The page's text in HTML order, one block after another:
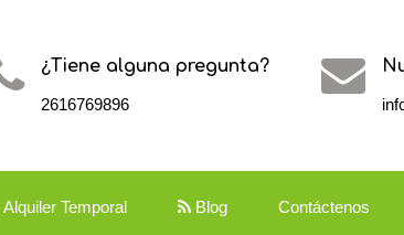
¿Tiene alguna pregunta?
2616769896
Alquiler Temporal Blog Contáctenos